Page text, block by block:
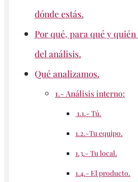
dónde estás.
Por qué, para qué y
del análisis.
Qué analizamos.
1.- Análisis interno:
1.1.- Tú.
1.2.-Tu equipo.
1.3.- Tu local.
1.4.- El producto.